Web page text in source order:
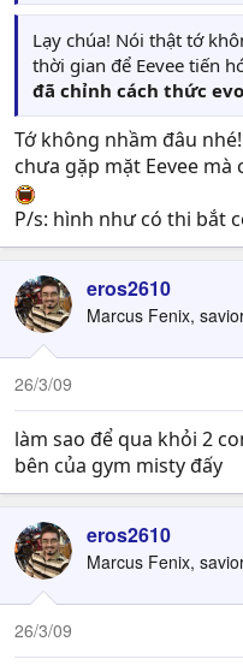
Lạy chúa! Nói thật tớ
thời gian để Eevee tiến
đã chỉnh cách thức
Tớ không nhầm đâu
chưa gặp mặt Eevee mà
P/s: hình như có thi bắt
eros2610
Marcus Fenix,
26/3/09
làm sao để qua khỏi 2
bên của gym misty đấy
eros2610
Marcus Fenix,
26/3/09